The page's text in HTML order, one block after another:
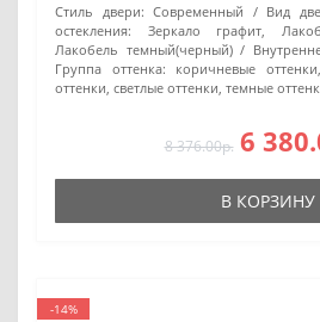
Стиль двери: Современный Вид
остекления:
Зеркало графит,
Лакобель темный(черный)
Группа оттенка:
коричневые
оттенки, светлые оттенки, темные
8 376.00р. 6
В КОРЗИНУ
-14%